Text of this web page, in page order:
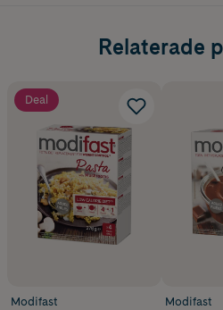
Relaterade
Deal
Modifast
Modifast